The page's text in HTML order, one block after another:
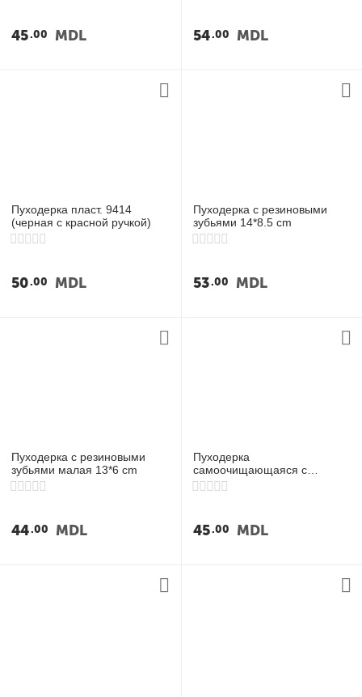
45 00 MDL 54 00 MDL
Пуходерка пласт. 9414
(черная с красной ручкой)
50 00 MDL
Пуходерка с резиновыми
зубьями 14*8.5 cm
53 00 MDL
Пуходерка с резиновыми
зубьями малая 13*6 cm
44 00 MDL
Пуходерка
самоочищающаяся с
пластмассовыми зубьями
45 00 MDL